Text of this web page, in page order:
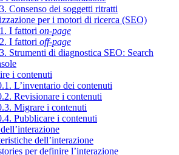
Consenso dei soggetti ritratti
per i motori di ricerca (SEO)
I fattori on-page
I fattori off-page
Strumenti di diagnostica SEO: Search
i contenuti
L’inventario dei contenuti
Revisionare i contenuti
Migrare i contenuti
Pubblicare i contenuti
dell’interazione
per definire l’interazione